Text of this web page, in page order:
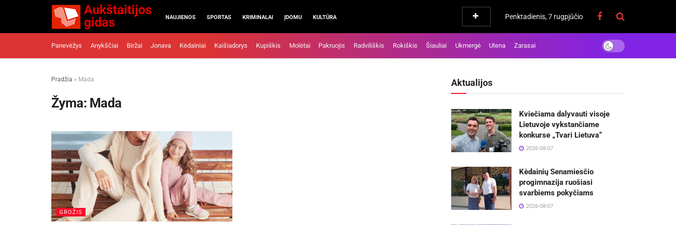
NAUJIENOS SPORTAS KRIMINALAI ĮDOMU KULTŪRA Penktadienis, 7 rugpjūčio
Panevėžys Anykščiai Biržai Jonava Kėdainiai Kaišiadorys Kupiškis Molėtai Pakruojis Radviliškis Rokiškis Šiauliai Ukmergė Utena Zarasai
Pradžia » Mada
Žyma: Mada
GROŽIS
Aktualijos
Kviečiama dalyvauti visoje
Lietuvoje vykstančiame
konkurse „Tvari Lietuva“
2026-08-07
Kėdainių Senamiesčio
progimnazija ruošiasi
svarbiems pokyčiams
2026-08-07